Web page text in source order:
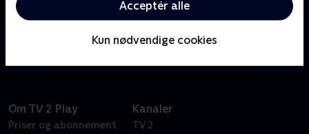
Acceptér alle
Kun nødvendige cookies
Mænd som Himmler, Hess, Göring og Goebbels, som
stræbte efter at overgå hinanden med brutalitet og
engagement i den nazistiske sag.
Om TV 2 Play
Priser og abonnement
Kanaler
TV 2